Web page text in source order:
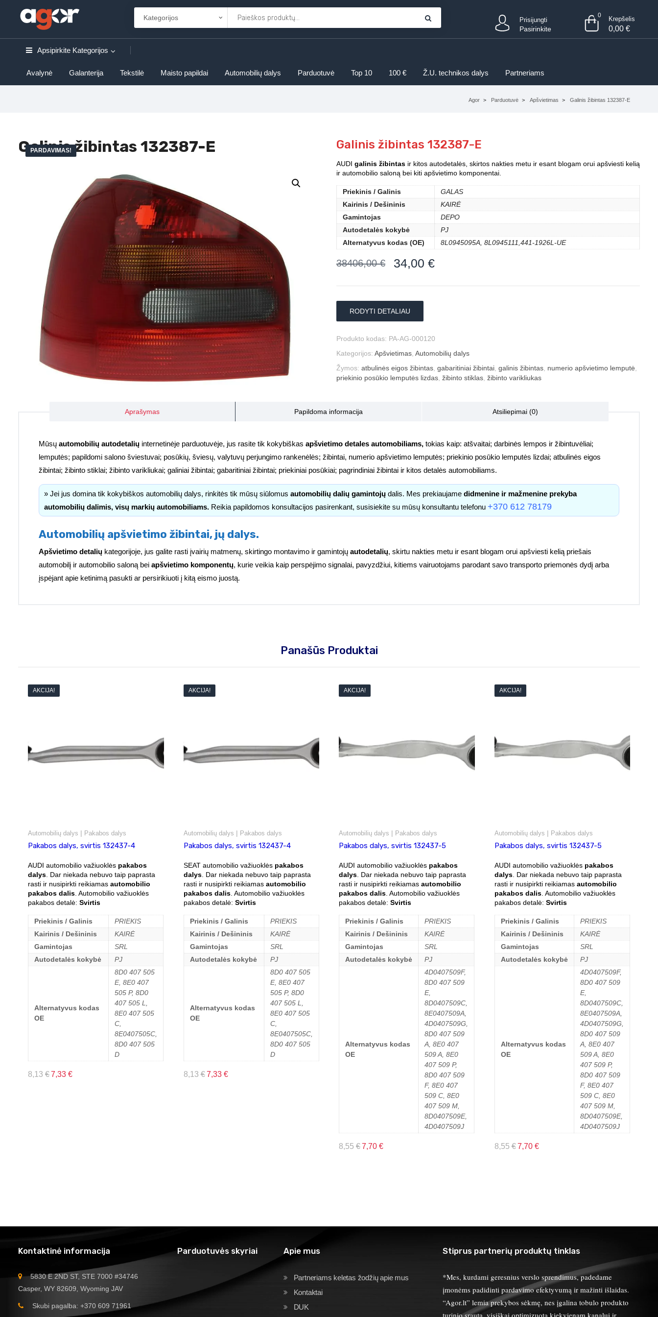
Prisijungti
Pasirinkite
0 Krepšelis
0,00 €
Apsipirkite Kategorijos
Avalynė Galanterija Tekstilė Maisto papildai Automobilių dalys Parduotuvė Top 10 100 € Ž.U. technikos dalys Partneriams
Agor Parduotuvė Apšvietimas Galinis žibintas 132387-E
Galinis žibintas 132387-E
PARDAVIMAS! Galinis žibintas 132387-E
AUDI galinis žibintas ir kitos autodetalės, skirtos nakties metu ir esant blogam orui apšviesti kelią
ir automobilio saloną bei kiti apšvietimo komponentai.
Priekinis / Galinis
GALAS
Kairinis / Dešininis
KAIRĖ
Gamintojas
DEPO
Autodetalės kokybė
PJ
Alternatyvus kodas (OE)
8L0945095A, 8L0945111,441-1926L-UE
38406,00€ 34,00 €
RODYTI DETALIAU
Produkto kodas: PA-AG-000120
Kategorijos: Apšvietimas Automobilių dalys
Žymos: atbulinės eigos žibintas gabaritiniai žibintai galinis žibintas numerio apšvietimo lemputė
priekinio posūkio lemputės lizdas žibinto stiklas žibinto varikliukas
Aprašymas Papildoma informacija Atsiliepimai (0)
Mūsų automobilių autodetalių internetinėje parduotuvėje, jus rasite tik kokybiškas apšvietimo detales automobiliams, tokias kaip: atšvaitai; darbinės lempos ir žibintuvėliai;
lemputės; papildomi salono šviestuvai; posūkių, šviesų, valytuvų perjungimo rankenėlės; žibintai, numerio apšvietimo lemputės; priekinio posūkio lemputės lizdai; atbulinės eigos
žibintai; žibinto stiklai; žibinto varikliukai; galiniai žibintai; gabaritiniai žibintai; priekiniai posūkiai; pagrindiniai žibintai ir kitos detalės automobiliams.
» Jei jus domina tik kokybiškos automobilių dalys, rinkitės tik mūsų siūlomus automobilių dalių gamintojų dalis. Mes prekiaujame didmenine ir mažmenine prekyba
automobilių dalimis, visų markių automobiliams. Reikia papildomos konsultacijos pasirenkant, susisiekite su mūsų konsultantu telefonu +370 612 78179
Automobilių apšvietimo žibintai, jų dalys.
Apšvietimo detalių kategorijoje, jus galite rasti įvairių matmenų, skirtingo montavimo ir gamintojų autodetalių, skirtu nakties metu ir esant blogam orui apšviesti kelią priešais
automobilį ir automobilio saloną bei apšvietimo komponentų, kurie veikia kaip perspėjimo signalai, pavyzdžiui, kitiems vairuotojams parodant savo transporto priemonės dydį arba
įspėjant apie ketinimą pasukti ar persirikiuoti į kitą eismo juostą.
Panašūs Produktai
AKCIJA!
Automobilių dalys | Pakabos dalys
Pakabos dalys, svirtis 132437-4
AUDI automobilio važiuoklės pakabos
dalys . Dar niekada nebuvo taip paprasta
rasti ir nusipirkti reikiamas automobilio
pakabos dalis . Automobilio važiuoklės
pakabos detalė: Svirtis
Priekinis / Galinis
PRIEKIS
Kairinis / Dešininis
KAIRĖ
Gamintojas
SRL
Autodetalės kokybė
PJ
Alternatyvus kodas
OE
8D0 407 505
E, 8E0 407
505 P, 8D0
407 505 L,
8E0 407 505
C,
8E0407505C,
8D0 407 505
D
8,13 €7,33 €
AKCIJA!
Automobilių dalys | Pakabos dalys
Pakabos dalys, svirtis 132437-4
SEAT automobilio važiuoklės pakabos
dalys. Dar niekada nebuvo taip paprasta
rasti ir nusipirkti reikiamas automobilio
pakabos dalis. Automobilio važiuoklės
pakabos detalė: Svirtis
Priekinis / Galinis
PRIEKIS
Kairinis / Dešininis
KAIRĖ
Gamintojas
SRL
Autodetalės kokybė
PJ
Alternatyvus kodas
OE
8D0 407 505
E, 8E0 407
505 P, 8D0
407 505 L,
8E0 407 505
C,
8E0407505C,
8D0 407 505
D
8,13€ 7,33 €
AKCIJA!
Automobilių dalys | Pakabos dalys
Pakabos dalys, svirtis 132437-5
AUDI automobilio važiuoklės pakabos
dalys . Dar niekada nebuvo taip paprasta
rasti ir nusipirkti reikiamas automobilio
pakabos dalis . Automobilio važiuoklės
pakabos detalė: Svirtis
Priekinis / Galinis
PRIEKIS
Kairinis / Dešininis
KAIRĖ
Gamintojas
SRL
Autodetalės kokybė
PJ
Alternatyvus kodas
OE
4D0407509F,
8D0 407 509
E,
8D0407509C,
8E0407509A,
4D0407509G,
8D0 407 509
A, 8E0 407
509 A, 8E0
407 509 P,
8D0 407 509
F, 8E0 407
509 C, 8E0
407 509 M,
8D0407509E,
4D0407509J
8,55 €7,70 €
AKCIJA!
Automobilių dalys | Pakabos dalys
Pakabos dalys, svirtis 132437-5
AUDI automobilio važiuoklės pakabos
dalys. Dar niekada nebuvo taip paprasta
rasti ir nusipirkti reikiamas automobilio
pakabos dalis. Automobilio važiuoklės
pakabos detalė: Svirtis
Priekinis / Galinis
PRIEKIS
Kairinis / Dešininis
KAIRĖ
Gamintojas
SRL
Autodetalės kokybė
PJ
Alternatyvus kodas
OE
4D0407509F,
8D0 407 509
E,
8D0407509C,
8E0407509A,
4D0407509G,
8D0 407 509
A, 8E0 407
509 A, 8E0
407 509 P,
8D0 407 509
F, 8E0 407
509 C, 8E0
407 509 M,
8D0407509E,
4D0407509J
8,55€ 7,70 €
Kontaktinė informacija
5830 E 2ND ST, STE 7000 #34746
Casper, WY 82609, Wyoming JAV
Skubi pagalba: +370 609 71961
Parduotuvės skyriai Apie mus
Partneriams keletas žodžių apie mus
Kontaktai
DUK
Stiprus partnerių produktų tinklas
*Mes, kurdami geresnius verslo sprendimus, padedame
įmonėms padidinti pardavimo efektyvumą ir mažinti išlaidas.
“Agor.lt” lemia prekybos sėkmę, nes įgalina tobulo produkto
turinio srautą, visiškai optimizuotą kiekvienam kanalui ir